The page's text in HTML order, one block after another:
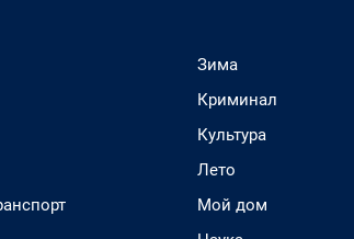
Зима
Криминал
Культура
Лето
Мой дом